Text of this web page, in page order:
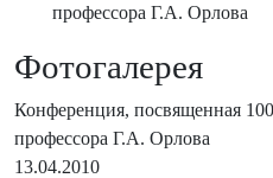
профессора Г.А. Орлова
Фотогалерея
Конференция, посвященная
профессора Г.А. Орлова
13.04.2010